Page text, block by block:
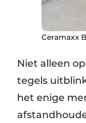
Ceramaxx
Niet alleen
tegels
het enige